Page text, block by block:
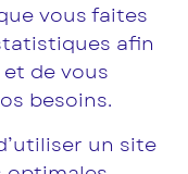
vous faites
afin
de vous
besoins.
un site